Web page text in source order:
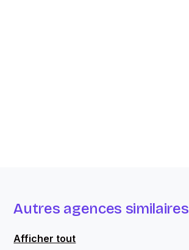
Autres agences similaires
Afficher tout